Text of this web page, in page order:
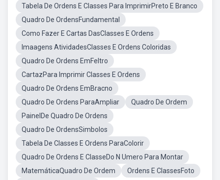
Tabela De Ordens E Classes Para ImprimirPreto E Branco
Quadro De OrdensFundamental
Como Fazer E Cartas DasClasses E Ordens
Imaagens AtividadesClasses E Ordens Coloridas
Quadro De Ordens EmFeltro
CartazPara Imprimir Classes E Ordens
Quadro De Ordens EmBracno
Quadro De Ordens ParaAmpliar
Quadro De Ordem
PainelDe Quadro De Ordens
Quadro De OrdensSimbolos
Tabela De Classes E Ordens ParaColorir
Quadro De Ordens E ClasseDo N Umero Para Montar
MatemáticaQuadro De Ordem
Ordens E ClassesFoto